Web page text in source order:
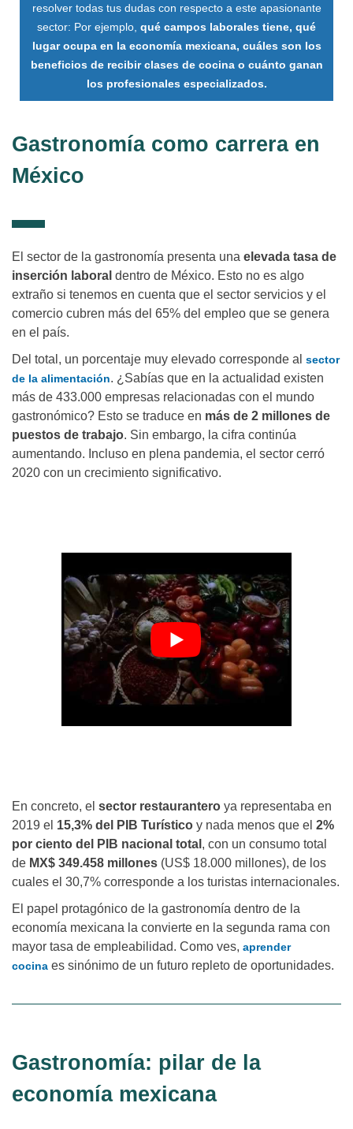
resolver todas tus dudas con respecto a este apasionante
sector: Por ejemplo, qué campos laborales tiene, qué
lugar ocupa en la economía mexicana, cuáles son los
beneficios de recibir clases de cocina o cuánto ganan
los profesionales especializados.
Gastronomía como carrera en
México
El sector de la gastronomía presenta una elevada tasa de
inserción laboral dentro de México. Esto no es algo
extraño si tenemos en cuenta que el sector servicios y el
comercio cubren más del 65% del empleo que se genera
en el país.
Del total, un porcentaje muy elevado corresponde al sector
de la alimentación. ¿Sabías que en la actualidad existen
más de 433.000 empresas relacionadas con el mundo
gastronómico? Esto se traduce en más de 2 millones de
puestos de trabajo. Sin embargo, la cifra continúa
aumentando. Incluso en plena pandemia, el sector cerró
2020 con un crecimiento significativo.
En concreto, el sector restaurantero ya representaba en
2019 el 15,3% del PIB Turístico y nada menos que el 2%
por ciento del PIB nacional total , con un consumo total
de MX$ 349.458 millones (US$ 18.000 millones), de los
cuales el 30,7% corresponde a los turistas internacionales.
El papel protagónico de la gastronomía dentro de la
economía mexicana la convierte en la segunda rama con
mayor tasa de empleabilidad. Como ves, aprender
cocina es sinónimo de un futuro repleto de oportunidades.
Gastronomía: pilar de la
economía mexicana